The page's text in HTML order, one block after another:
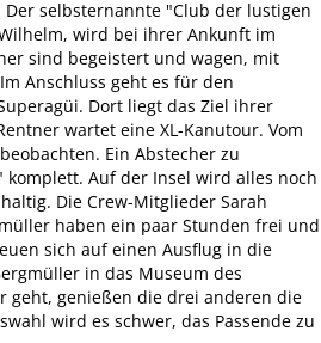
selbsternannte "Club der lustigen
wird bei ihrer Ankunft im
sind begeistert und wagen, mit
Anschluss geht es für den
Dort liegt das Ziel ihrer
wartet eine XL-Kanutour. Vom
Ein Abstecher zu
Auf der Insel wird alles noch
Die Crew-Mitglieder Sarah
haben ein paar Stunden frei und
sich auf einen Ausflug in die
in das Museum des
geht, genießen die drei anderen die
wird es schwer, das Passende zu